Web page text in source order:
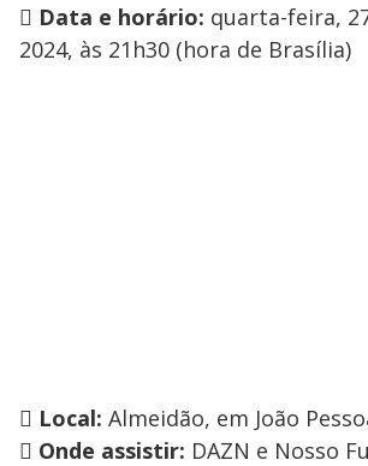
️ Data e horário: quarta-feira,
2024, às 21h30 (hora de Brasília)
 Local: Almeidão, em João
 Onde assistir: DAZN e Nosso